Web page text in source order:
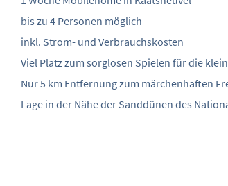
bis zu 4 Personen möglich
inkl. Strom- und Verbrauchskosten
Viel Platz zum sorglosen Spielen für die
Nur 5 km Entfernung zum märchenhaften
Lage in der Nähe der Sanddünen des